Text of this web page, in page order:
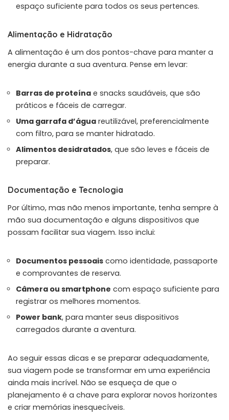
espaço suficiente para todos os seus pertences.
Alimentação e Hidratação
A alimentação é um dos pontos-chave para manter a
energia durante a sua aventura. Pense em levar:
Barras de proteína e snacks saudáveis, que são
práticos e fáceis de carregar.
Uma garrafa d’água reutilizável, preferencialmente
com filtro, para se manter hidratado.
Alimentos desidratados, que são leves e fáceis de
preparar.
Documentação e Tecnologia
Por último, mas não menos importante, tenha sempre à
mão sua documentação e alguns dispositivos que
possam facilitar sua viagem. Isso inclui:
Documentos pessoais como identidade, passaporte
e comprovantes de reserva.
Câmera ou smartphone com espaço suficiente para
registrar os melhores momentos.
Power bank, para manter seus dispositivos
carregados durante a aventura.
Ao seguir essas dicas e se preparar adequadamente,
sua viagem pode se transformar em uma experiência
ainda mais incrível. Não se esqueça de que o
planejamento é a chave para explorar novos horizontes
e criar memórias inesquecíveis.